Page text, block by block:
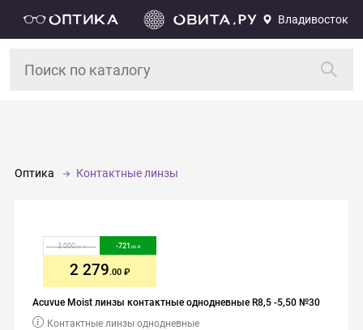
Владивосток
Оптика Контактные линзы
Acuvue Moist линзы контактные однодневные R8,5 -5,50 №30
Контактные линзы однодневные
3 000.00 -721 .00
2 279.00